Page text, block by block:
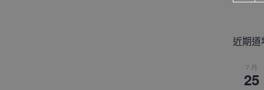
近期道
7 月
25